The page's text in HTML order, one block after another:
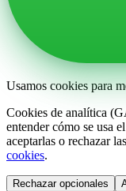
Usamos cookies para
Cookies de analítica
entender cómo se usa
aceptarlas o rechazar
cookies.
Rechazar opcionales